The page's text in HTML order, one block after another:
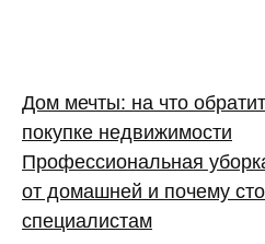
Дом мечты: на что
покупке недвижимости
Профессиональная
от домашней и почему
специалистам